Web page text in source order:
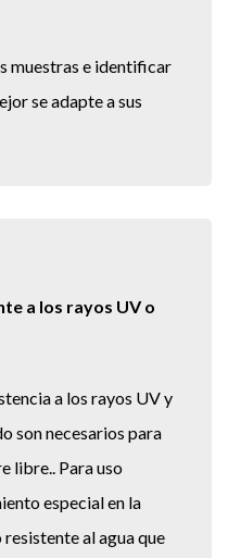
muestras e identificar
se adapte a sus
a los rayos UV o
a los rayos UV y
son necesarios para
libre.. Para uso
especial en la
al agua que